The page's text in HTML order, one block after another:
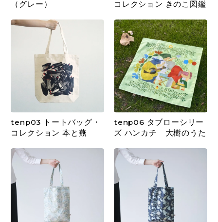
（グレー）
コレクション きのこ図鑑
tenp03 トートバッグ・
コレクション 本と燕
tenp06 タブローシリー
ズ ハンカチ 大樹のうた